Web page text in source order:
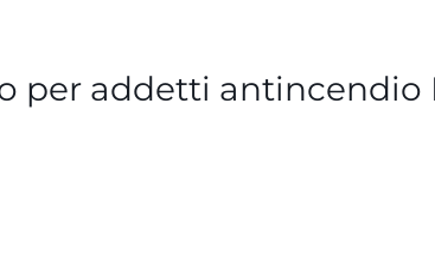
per addetti antincendio